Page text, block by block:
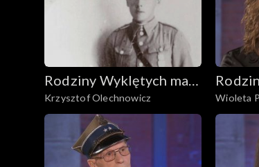
Rodziny Wyklętych mają
głos
Krzysztof Olechnowicz
głos
Wioleta